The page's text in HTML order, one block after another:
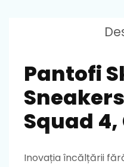
Pantofi
Sneakers
Squad
Inovația încălțării